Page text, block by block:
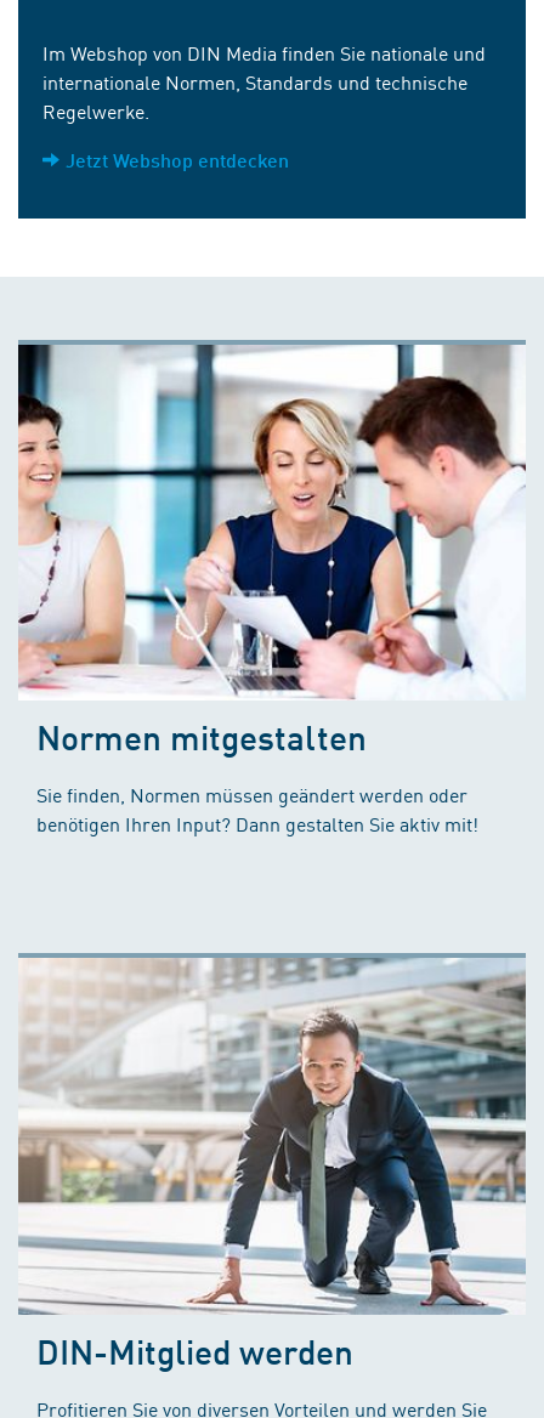
Im Webshop von DIN Media finden Sie nationale und
internationale Normen, Standards und technische
Regelwerke.
Jetzt Webshop entdecken
Normen mitgestalten
Sie finden, Normen müssen geändert werden oder
benötigen Ihren Input? Dann gestalten Sie aktiv mit!
DIN-Mitglied werden
Profitieren Sie von diversen Vorteilen und werden Sie